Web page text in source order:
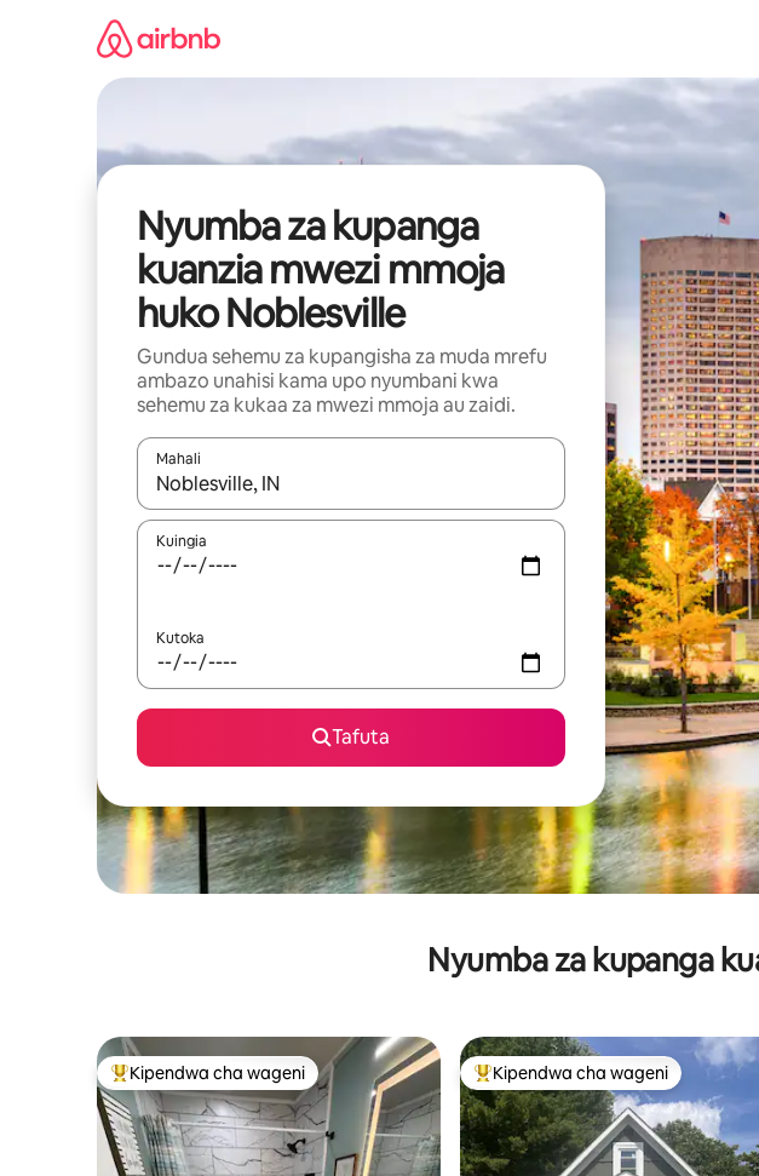
Nyumba za kupanga
kuanzia mwezi mmoja
huko Noblesville
Gundua sehemu za kupangisha za muda mrefu
ambazo unahisi kama upo nyumbani kwa
sehemu za kukaa za mwezi mmoja au zaidi.
Mahali
Wakati matokeo yanapatikana, vinjari kwa kutumia vitufe vya vishale vya juu
Kuingia
Kutoka
Tafuta
Nyumba za kupanga
Kipendwa maarufu cha wageni
Kipendwa cha wageni Kipendwa maarufu cha wageni
Kipendwa cha wageni